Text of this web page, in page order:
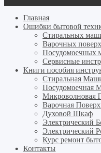
Главная
Ошибки бытовой
Cтиральных
Варочных
Посудомоечных
Cервисные
Книги пособия
Стиральная
Посудомоечная
Микроволновая
Варочная
Духовой Шкаф
Электрический
Электрический
Курс ремонт
Контакты